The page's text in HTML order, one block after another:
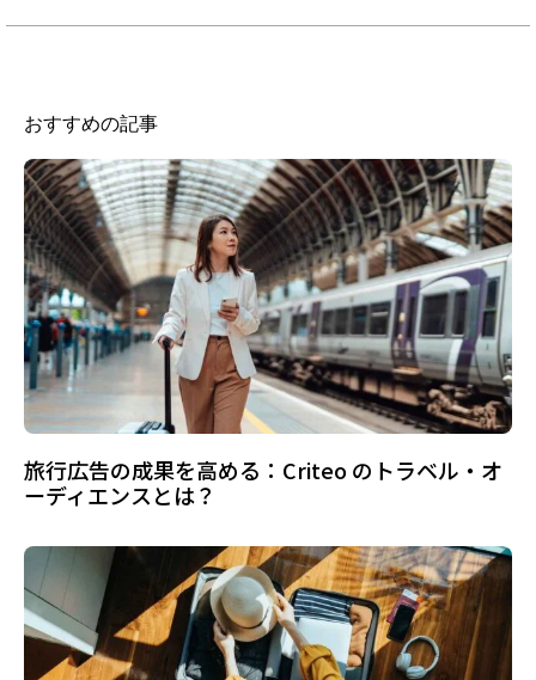
おすすめの記事
旅行広告の成果を高める：Criteo のトラベル・オ
ーディエンスとは？